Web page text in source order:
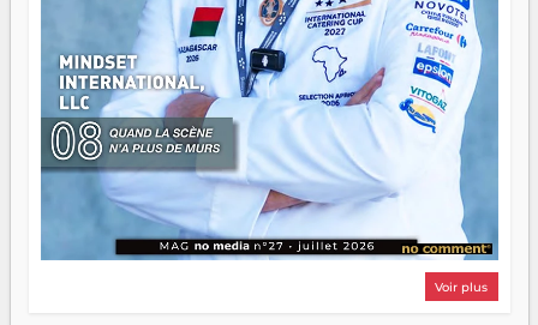
Voir plus